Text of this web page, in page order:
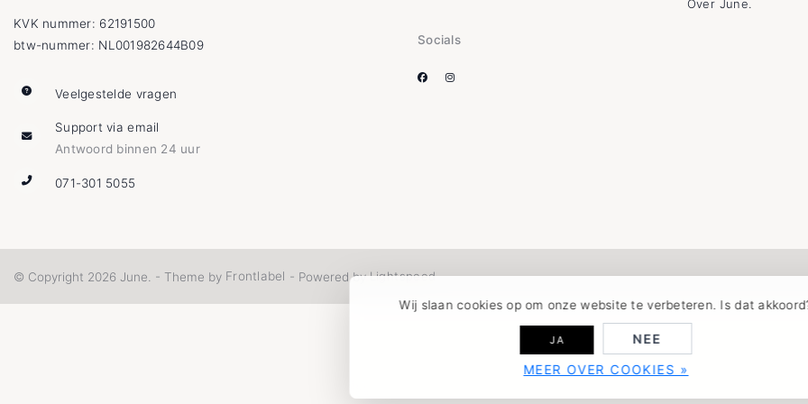
Wij slaan cookies op om onze website te verbeteren. Is dat
JA
NEE
MEER OVER COOKIES »
KVK nummer: 62191500
btw-nummer: NL001982644B09
Veelgestelde vragen
Support via email
Antwoord binnen 24 uur
071-301 5055
Socials
Over June.
© Copyright 2026 June. - Theme by Frontlabel - Powered by Lightspeed